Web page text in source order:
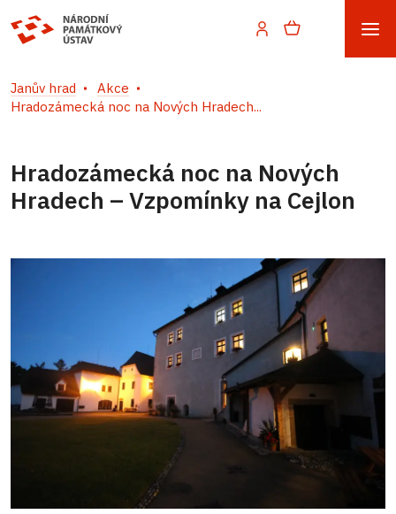
Janův hrad
Akce
Hradozámecká noc na Nových Hradech...
Hradozámecká noc na Nových
Hradech – Vzpomínky na Cejlon